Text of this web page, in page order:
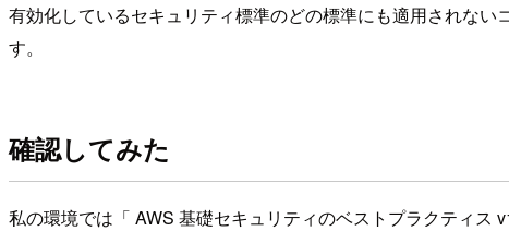
有効化しているセキュリティ標準のどの標準にも適用されな
す。
確認してみた
私の環境では「 AWS 基礎セキュリティのベストプラクティス